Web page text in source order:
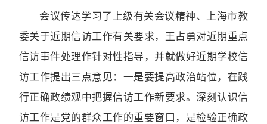
会议传达学习了上级有关会议精神、上海市教
委关于近期信访工作有关要求，王占勇对近期重点
信访事件处理作针对性指导，并就做好近期学校信
访工作提出三点意见：一是要提高政治站位，在践
行正确政绩观中把握信访工作新要求。深刻认识信
访工作是党的群众工作的重要窗口，是检验正确政